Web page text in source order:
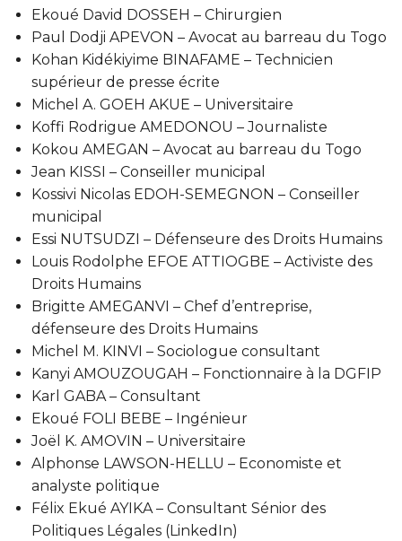
Ekoué David DOSSEH – Chirurgien
Paul Dodji APEVON – Avocat au barreau du Togo
Kohan Kidékiyime BINAFAME – Technicien
supérieur de presse écrite
Michel A. GOEH AKUE – Universitaire
Koffi Rodrigue AMEDONOU – Journaliste
Kokou AMEGAN – Avocat au barreau du Togo
Jean KISSI – Conseiller municipal
Kossivi Nicolas EDOH-SEMEGNON – Conseiller
municipal
Essi NUTSUDZI – Défenseure des Droits Humains
Louis Rodolphe EFOE ATTIOGBE – Activiste des
Droits Humains
Brigitte AMEGANVI – Chef d’entreprise,
défenseure des Droits Humains
Michel M. KINVI – Sociologue consultant
Kanyi AMOUZOUGAH – Fonctionnaire à la DGFIP
Karl GABA – Consultant
Ekoué FOLI BEBE – Ingénieur
Joël K. AMOVIN – Universitaire
Alphonse LAWSON-HELLU – Economiste et
analyste politique
Félix Ekué AYIKA – Consultant Sénior des
Politiques Légales (LinkedIn)